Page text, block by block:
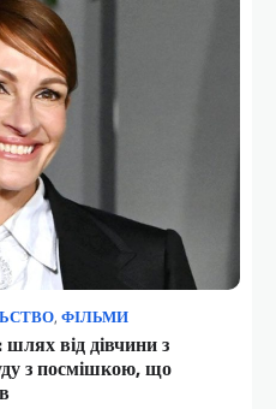
, ФІЛЬМИ
від дівчини з
з посмішкою, що